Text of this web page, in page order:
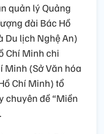
quản lý Quảng
đài Bác Hồ
Du lịch Nghệ An)
Chí Minh chi
Minh (Sở Văn hóa
Chí Minh) tổ
chuyên đề “Miền